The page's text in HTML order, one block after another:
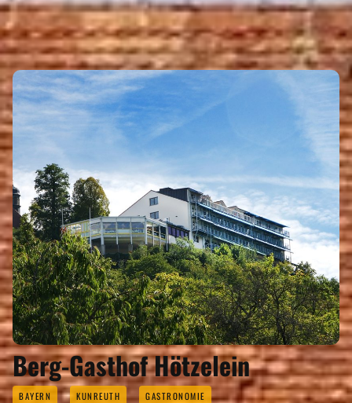
GASTRONOMIE
Eigenen Eintrag kostenlos erstellen >
Berg-Gasthof Hötzelein
BAYERN KUNREUTH GASTRONOMIE